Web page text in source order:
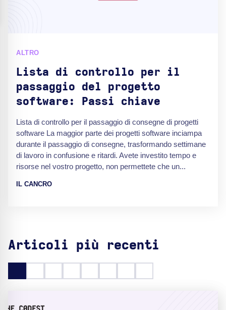
ALTRO
Lista di controllo per il
passaggio del progetto
software: Passi chiave
Lista di controllo per il passaggio di consegne di progetti
software La maggior parte dei progetti software inciampa
durante il passaggio di consegne, trasformando settimane
di lavoro in confusione e ritardi. Avete investito tempo e
risorse nel vostro progetto, non permettete che un...
IL CANCRO
Articoli più recenti